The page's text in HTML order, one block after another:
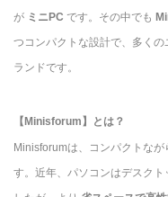
が ミニPC です。その中でも
つコンパクトな設計で、多く
ランドです。
【Minisforum】とは？
Minisforumは、コンパクトなが
す。近年、パソコンはデスク